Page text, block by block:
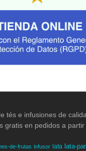
tés e infusiones de
gratis en pedidos a partir
de-frutas infusor lata lata-